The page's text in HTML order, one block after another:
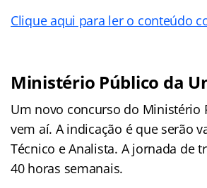
Clique aqui para ler o conteúdo
Ministério Público da
Um novo concurso do Ministério
vem aí. A indicação é que serão
Técnico e Analista. A jornada de
40 horas semanais.